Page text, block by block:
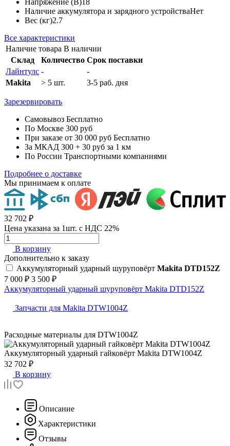
Напряжение (В)18
Наличие аккумулятора и зарядного устройстваНет
Вес (кг)2.7
Все характеристики
Наличие товара В наличии
Склад
Количество Срок поставки
Лайнтулс -
-
Makita
> 5 шт. 3-5 раб. дня
Зарезервировать
Самовывоз Бесплатно
По Москве 300 руб
При заказе от 30 000 руб Бесплатно
За МКАД 300 + 30 руб за 1 км
По России Транспортными компаниями
Подробнее о доставке
Мы принимаем к оплате
32 702 ₽
Цена указана за 1шт. с НДС 22%
В корзину
Дополнительно к заказу
Аккумуляторный ударный шуруповёрт Makita DTD152Z
7 000 ₽ 3 500 ₽
Аккумуляторный ударный шуруповёрт Makita DTD152Z
Запчасти для Makita DTW1004Z
Расходные материалы для DTW1004Z
Аккумуляторный ударный гайковёрт Makita DTW1004Z
32 702 ₽
В корзину
Описание
Характеристики
Отзывы